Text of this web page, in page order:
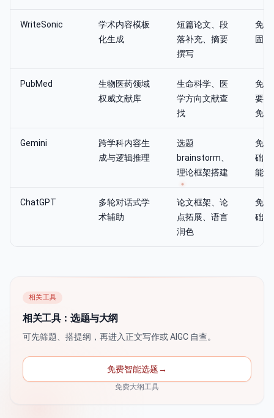
WriteSonic
学术内容模板
化生成
短篇论文、段
落补充、摘要
撰写
免费
固
PubMed
生物医药领域
权威文献库
生命科学、医
学方向文献查
找
免费
要，
免费
Gemini
跨学科内容生
成与逻辑推理
选题
brainstorm、
理论框架搭建
免费
础学
能
ChatGPT
多轮对话式学
术辅助
论文框架、论
点拓展、语言
润色
免费
础写
相关工具
相关工具：选题与大纲
可先筛题、搭提纲，再进入正文写作或 AIGC 自查。
免费智能选题→
免费大纲工具